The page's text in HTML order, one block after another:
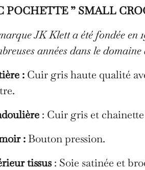
POCHETTE ” SMALL
JK Klett a été fondée en
années dans le
: Cuir gris haute qualité
: Cuir gris et
: Bouton pression.
tissus : Soie satinée et